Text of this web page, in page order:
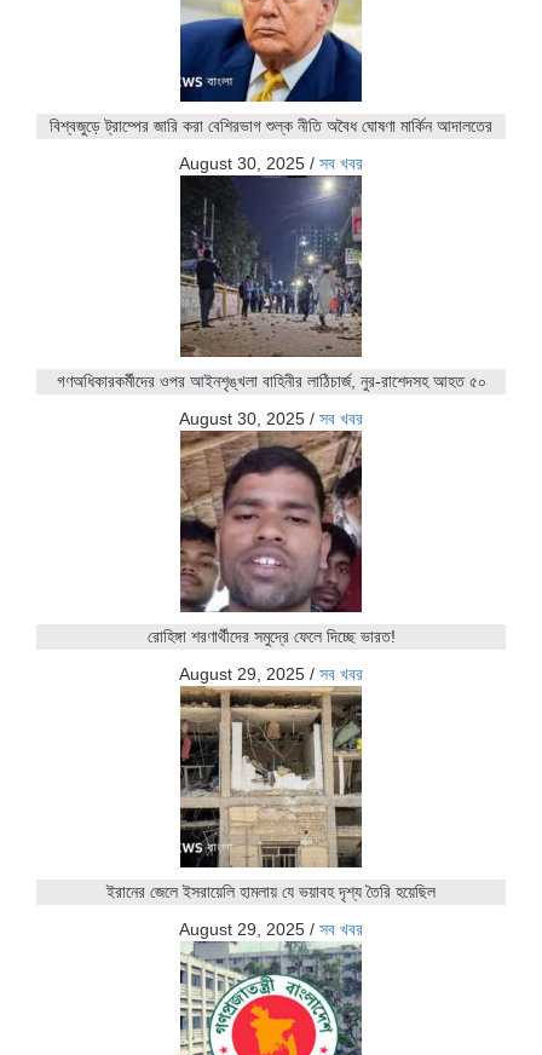
বিশ্বজুড়ে ট্রাম্পের জারি করা বেশিরভাগ শুল্ক নীতি অবৈধ ঘোষণা মার্কিন আদালতের
August 30, 2025 / সব খবর
গণঅধিকারকর্মীদের ওপর আইনশৃঙ্খলা বাহিনীর লাঠিচার্জ, নুর-রাশেদসহ আহত ৫০
August 30, 2025 / সব খবর
রোহিঙ্গা শরণার্থীদের সমুদ্রে ফেলে দিচ্ছে ভারত!
August 29, 2025 / সব খবর
ইরানের জেলে ইসরায়েলি হামলায় যে ভয়াবহ দৃশ্য তৈরি হয়েছিল
August 29, 2025 / সব খবর